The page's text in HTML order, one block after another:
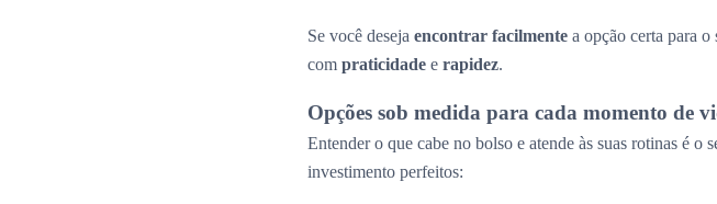
Se você deseja encontrar facilmente a opção certa para
com praticidade e rapidez.
Opções sob medida para cada momento de
Entender o que cabe no bolso e atende às suas rotinas é o
investimento perfeitos: